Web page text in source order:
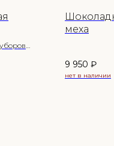
меха
9 950 ₽